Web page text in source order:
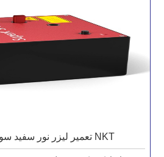
تعمیر لیزر نور سفید سوپرکانتینیوم با قدرت بالا NKT